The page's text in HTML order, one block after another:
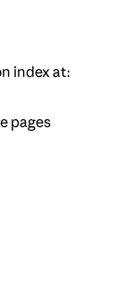
index at:
pages